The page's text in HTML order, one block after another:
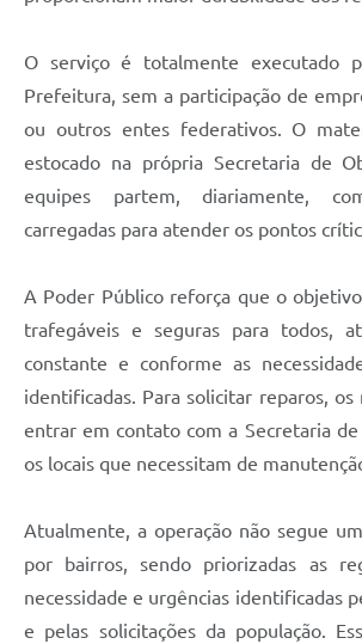
O serviço é totalmente executado
Prefeitura, sem a participação de
ou outros entes federativos. O
estocado na própria Secretaria de
equipes partem, diariamente,
carregadas para atender os pontos
A Poder Público reforça que o
trafegáveis e seguras para todos,
constante e conforme as
identificadas. Para solicitar reparos, os
entrar em contato com a Secretaria
os locais que necessitam de
Atualmente, a operação não segue
por bairros, sendo priorizadas as
necessidade e urgências identificadas
e pelas solicitações da população.